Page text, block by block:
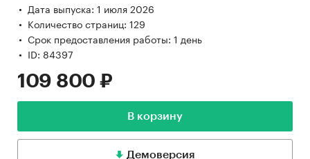
Дата выпуска: 1 июля 2026
Количество страниц: 129
Срок предоставления работы: 1 день
ID: 84397
109 800 ₽
В корзину
Демоверсия